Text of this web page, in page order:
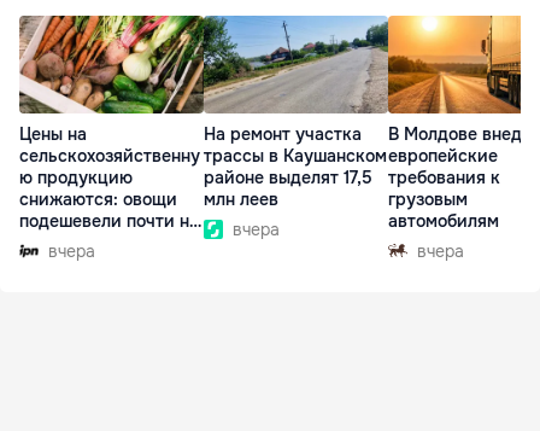
Цены на
сельскохозяйственну
ю продукцию
снижаются: овощи
подешевели почти на
30%вчера
На ремонт участка
трассы в Каушанском
районе выделят 17,5
млн леев
вчера
В Молдове
европейские
требования к
грузовым
автомобилям
вчера